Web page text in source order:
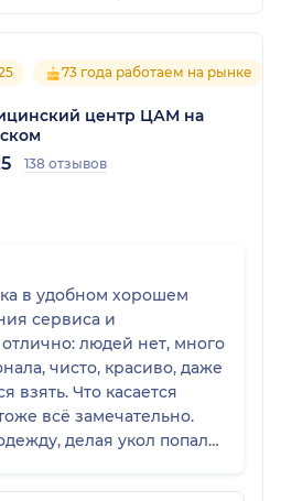
73 года работаем на рынке
центр ЦАМ на
138 отзывов
в удобном хорошем
сервиса и
людей нет, много
чисто, красиво, даже
взять. Что касается
всё замечательно.
делая укол попали
показалось, что именно